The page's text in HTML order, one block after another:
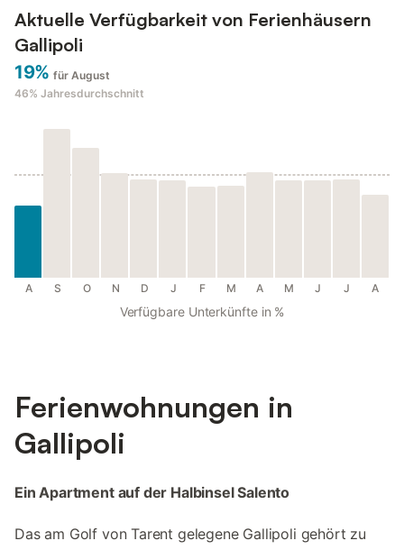
Aktuelle Verfügbarkeit von Ferienhäusern
Gallipoli
19% für August
46% Jahresdurchschnitt
A S O N D J F M A M J J A
Verfügbare Unterkünfte in %
Ferienwohnungen in
Gallipoli
Ein Apartment auf der Halbinsel Salento
Das am Golf von Tarent gelegene Gallipoli gehört zu